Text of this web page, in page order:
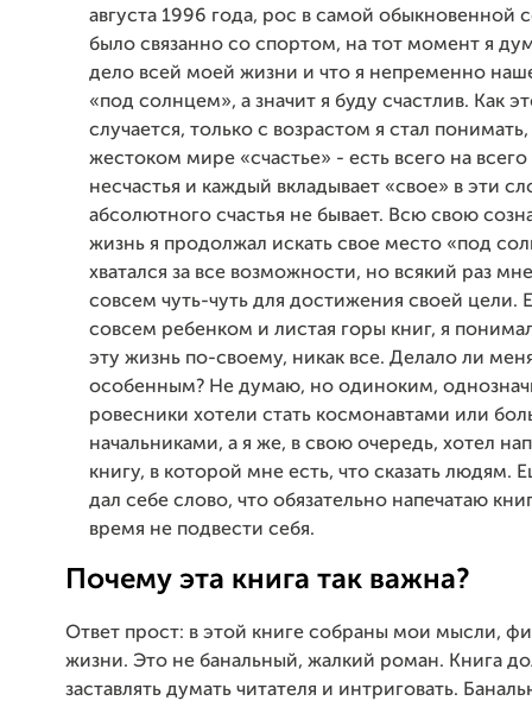
августа 1996 года, рос в самой обыкновенной
было связанно со спортом, на тот момент я
дело всей моей жизни и что я непременно
«под солнцем», а значит я буду счастлив. Как
случается, только с возрастом я стал
жестоком мире «счастье» - есть всего на всего
несчастья и каждый вкладывает «свое» в эти
абсолютного счастья не бывает. Всю свою
жизнь я продолжал искать свое место «под
хватался за все возможности, но всякий раз
совсем чуть-чуть для достижения своей цели.
совсем ребенком и листая горы книг, я
эту жизнь по-своему, никак все. Делало ли
особенным? Не думаю, но одиноким,
ровесники хотели стать космонавтами или
начальниками, а я же, в свою очередь, хотел
книгу, в которой мне есть, что сказать людям.
дал себе слово, что обязательно напечатаю
время не подвести себя.
Почему эта книга так важна?
Ответ прост: в этой книге собраны мои мысли,
жизни. Это не банальный, жалкий роман. Книга
заставлять думать читателя и интриговать.